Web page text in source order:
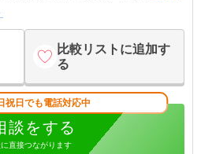
比較リストに追加す
る
祝日でも電話対応中
談をする
直接つながります